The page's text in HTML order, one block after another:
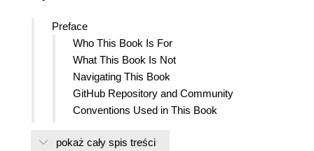
Preface
Who This Book Is For
What This Book Is Not
Navigating This Book
GitHub Repository and Community
Conventions Used in This Book
OReilly Online Learning
pokaż cały spis treści